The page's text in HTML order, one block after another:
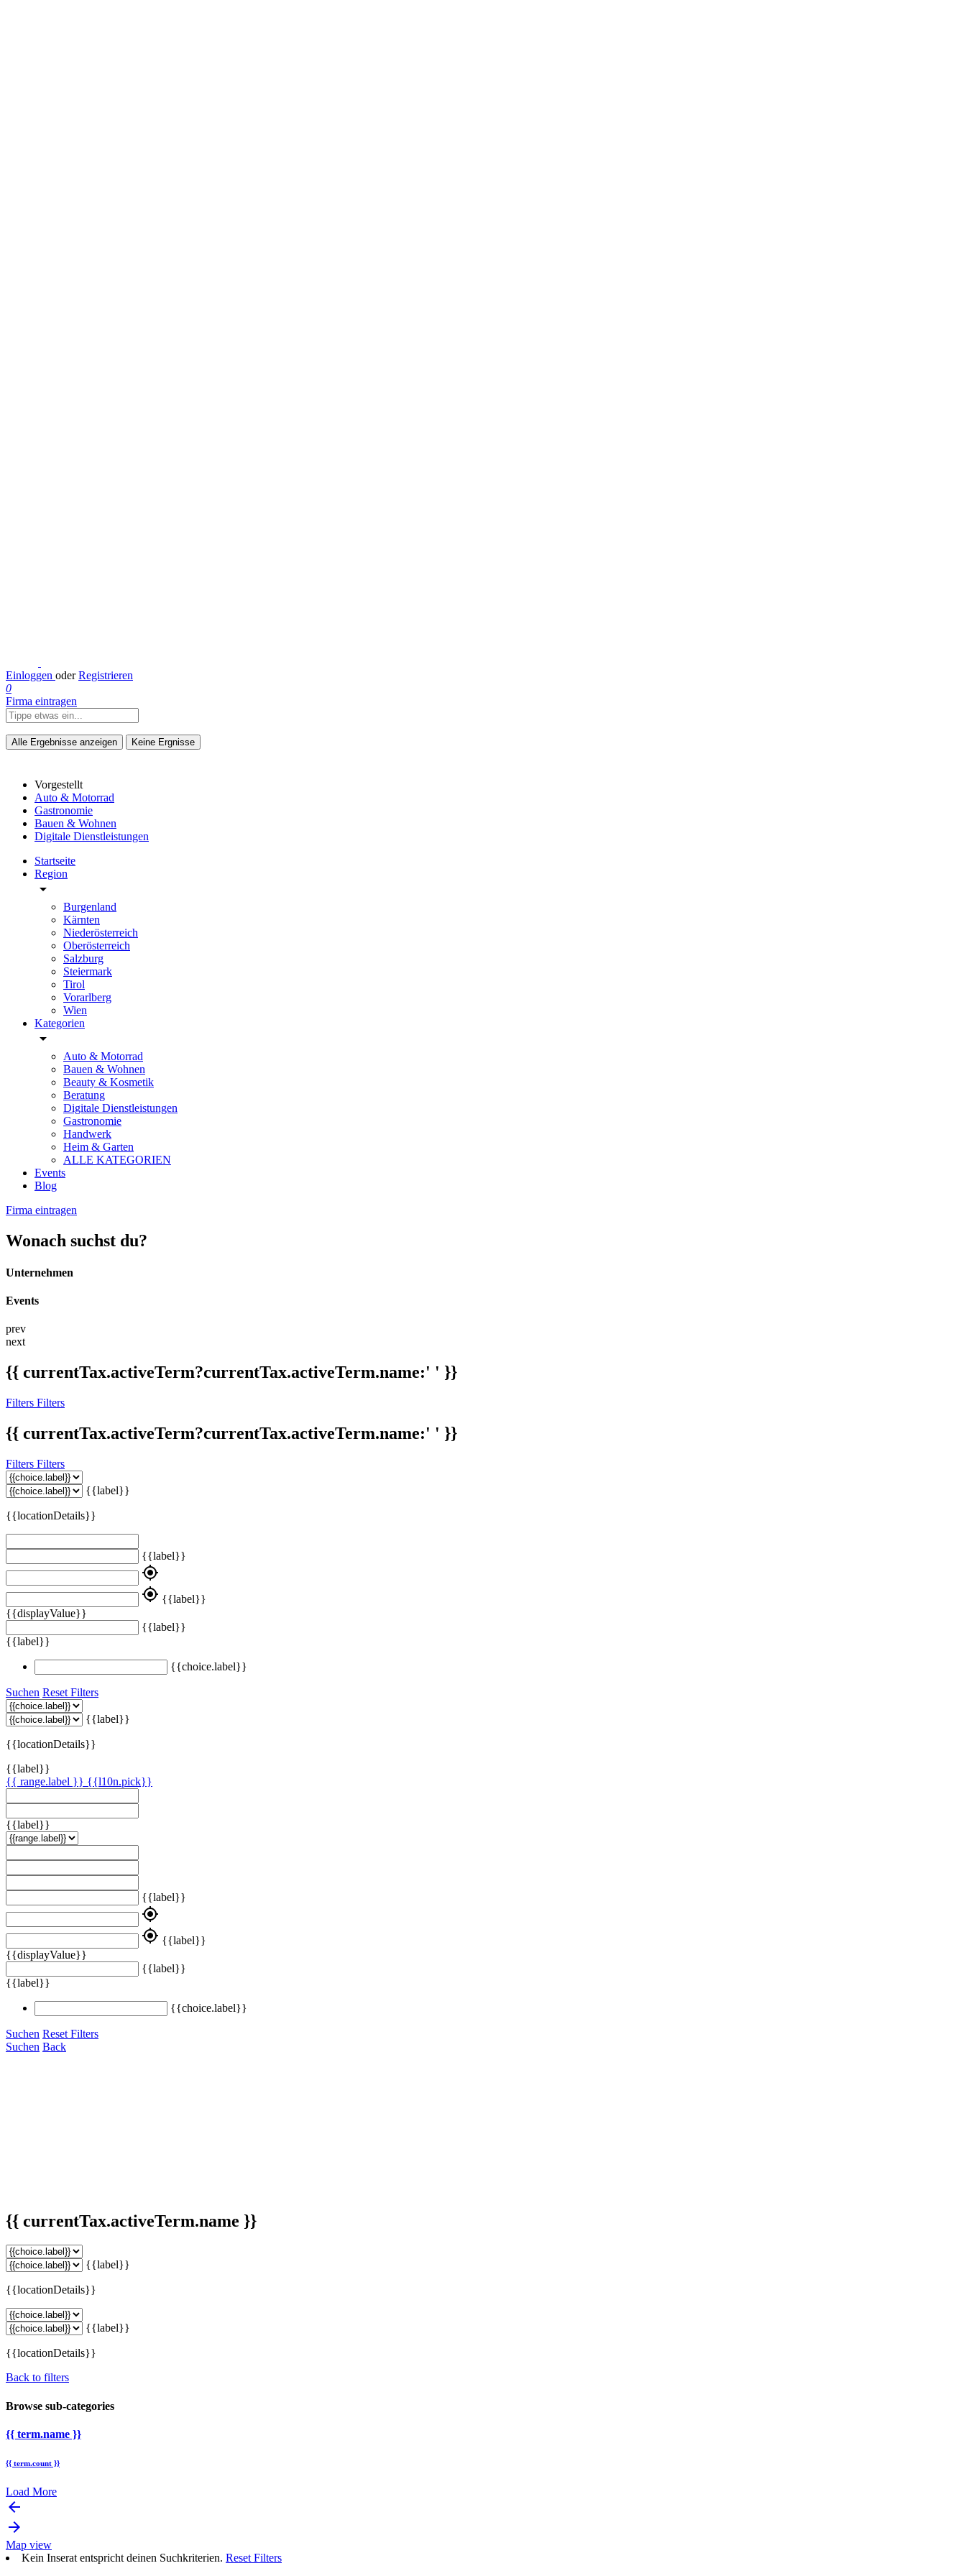
Einloggen oder Registrieren
0
Firma eintragen
Alle Ergebnisse anzeigen Keine Ergnisse
Vorgestellt
Auto & Motorrad
Gastronomie
Bauen & Wohnen
Digitale Dienstleistungen
Startseite
Region
arrow_drop_down
Burgenland
Kärnten
Niederösterreich
Oberösterreich
Salzburg
Steiermark
Tirol
Vorarlberg
Wien
Kategorien
arrow_drop_down
Auto & Motorrad
Bauen & Wohnen
Beauty & Kosmetik
Beratung
Digitale Dienstleistungen
Gastronomie
Handwerk
Heim & Garten
ALLE KATEGORIEN
Events
Blog
Firma eintragen
Wonach suchst du?
Unternehmen
Events
prev
next
{{ currentTax.activeTerm?currentTax.activeTerm.name:' ' }}
Filters Filters
{{ currentTax.activeTerm?currentTax.activeTerm.name:' ' }}
Filters Filters
{{label}}
{{locationDetails}}
{{label}}
my_location
my_location {{label}}
{{displayValue}}
{{label}}
{{label}}
{{choice.label}}
Suchen Reset Filters
{{label}}
{{locationDetails}}
{{label}}
{{ range.label }} {{l10n.pick}}
{{label}}
{{label}}
my_location
my_location {{label}}
{{displayValue}}
{{label}}
{{label}}
{{choice.label}}
Suchen Reset Filters
Suchen Back
{{ currentTax.activeTerm.name }}
{{label}}
{{locationDetails}}
{{label}}
{{locationDetails}}
Back to filters
Browse sub-categories
{{ term.name }}
{{ term.count }}
Load More
arrow_backward
arrow_forward
Map view
Kein Inserat entspricht deinen Suchkriterien. Reset Filters